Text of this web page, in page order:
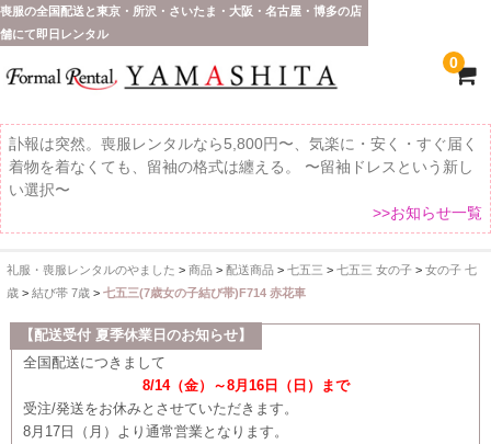
喪服の全国配送と東京・所沢・さいたま・大阪・名古屋・博多の店
舗にて即日レンタル
0
訃報は突然。喪服レンタルなら5,800円〜、気楽に・安く・すぐ届く
着物を着なくても、留袖の格式は纏える。 〜留袖ドレスという新し
い選択〜
>>お知らせ一覧
ホーム
全 国 配 送
受取り場所が選べます
東京即日バイク便
礼服・喪服レンタルのやました > 商品> 配送商品> 七五三 > 七五三 女の子 > 女の子 七
歳> 結び帯 7歳> 七五三(7歳女の子結び帯)F714 赤花車
【配送受付 夏季休業日のお知らせ】
全国配送につきまして
8/14（金）～8月16日（日）まで
受注/発送をお休みとさせていただきます。
8月17日（月）より通常営業となります。